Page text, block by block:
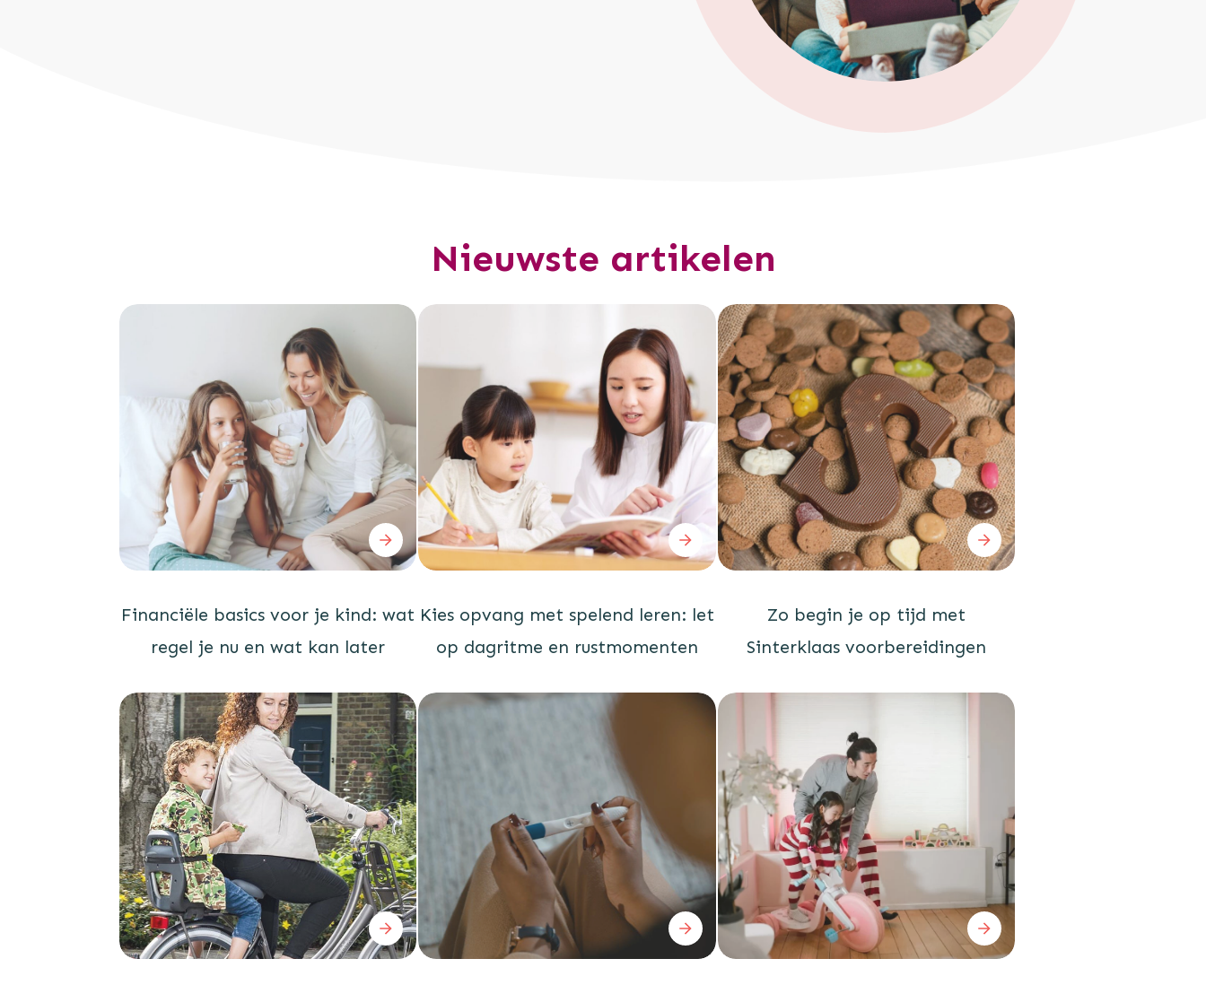
Nieuwste artikelen
Financiële basics voor je kind: wat
regel je nu en wat kan later
Kies opvang met spelend leren: let
op dagritme en rustmomenten
Zo begin je op tijd met
Sinterklaas voorbereidingen